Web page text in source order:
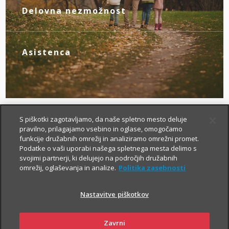
novim življenjskim okoliščinam.
Delovna nezmožnost
Z zagotovljenim nadomestilom za izpad
dohodka poskrbite zase, če zaradi
bolezni ali nezgode izgubite zmožnost za
delo.
Asistenca
Tu smo za vas – da boste v primeru
nezgode hitreje prišli do specialista, bolj
brezskrbno potovali po svetu in pridobili
drugo zdravniško mnenje.
Kako si lahko prilagodim
življenjsko zavarovanje?
S piškotki zagotavljamo, da naše spletno mesto deluje
pravilno, prilagajamo vsebino in oglase, omogočamo
funkcije družabnih omrežij in analiziramo omrežni promet.
Podatke o vaši uporabi našega spletnega mesta delimo s
svojimi partnerji, ki delujejo na področjih družabnih
omrežij, oglaševanja in analize. Politika zasebnosti
Nastavitve piškotkov
Zavrni